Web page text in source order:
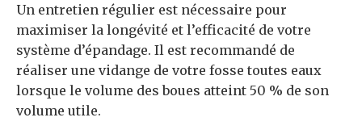
Un entretien régulier est nécessaire pour
maximiser la longévité et l’efficacité de votre
système d’épandage. Il est recommandé de
réaliser une vidange de votre fosse toutes eaux
lorsque le volume des boues atteint 50 % de son
volume utile.